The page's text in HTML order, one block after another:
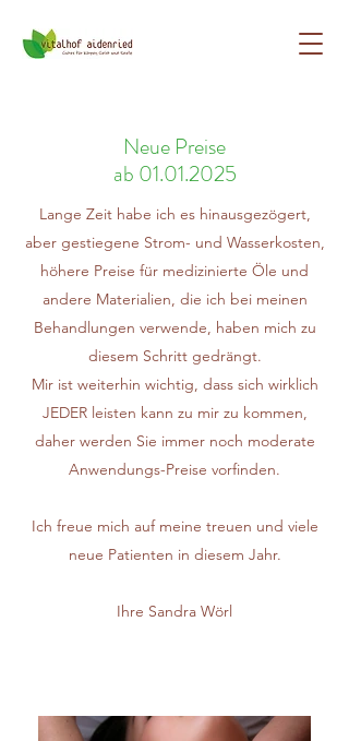
Neue Preise
ab 01.01.2025
Lange Zeit habe ich es hinausgezögert,
aber gestiegene Strom- und Wasserkosten,
höhere Preise für medizinierte Öle und
andere Materialien, die ich bei meinen
Behandlungen verwende, haben mich zu
diesem Schritt gedrängt.
Mir ist weiterhin wichtig, dass sich wirklich
JEDER leisten kann zu mir zu kommen,
daher werden Sie immer noch moderate
Anwendungs-Preise vorfinden.
Ich freue mich auf meine treuen und viele
neue Patienten in diesem Jahr.
Ihre Sandra Wörl